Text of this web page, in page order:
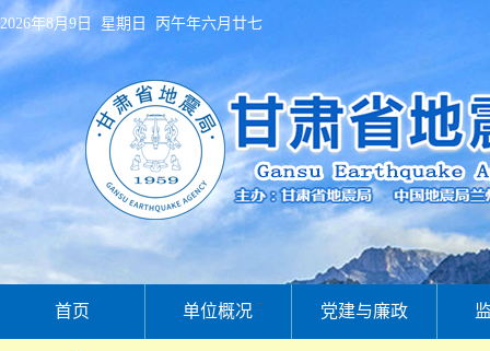
2026年8月9日 星期日 丙午年六月廿七
首页 单位概况 党建与廉政